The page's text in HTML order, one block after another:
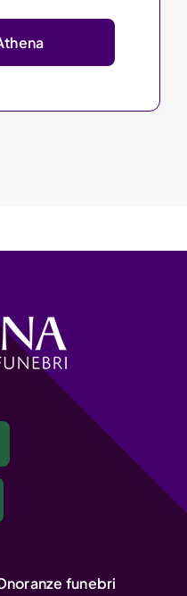
funebri